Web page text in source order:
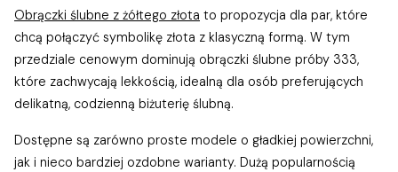
Obrączki ślubne z żółtego złota to propozycja dla par, które
chcą połączyć symbolikę złota z klasyczną formą. W tym
przedziale cenowym dominują obrączki ślubne próby 333,
które zachwycają lekkością, idealną dla osób preferujących
delikatną, codzienną biżuterię ślubną.
Dostępne są zarówno proste modele o gładkiej powierzchni,
jak i nieco bardziej ozdobne warianty. Dużą popularnością